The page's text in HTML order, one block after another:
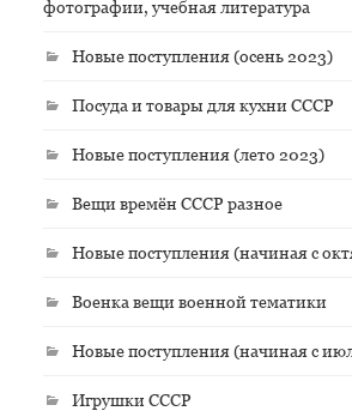
фотографии, учебная литература
Новые поступления (осень 2023)
Посуда и товары для кухни СССР
Новые поступления (лето 2023)
Вещи времён СССР разное
Новые поступления (начиная с
Военка вещи военной тематики
Новые поступления (начиная с
Игрушки СССР